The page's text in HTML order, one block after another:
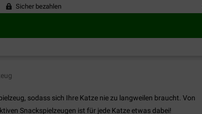
Sicher bezahlen
sodass sich Ihre Katze nie zu langweilen braucht. Von
Snackspielzeugen ist für jede Katze etwas dabei!